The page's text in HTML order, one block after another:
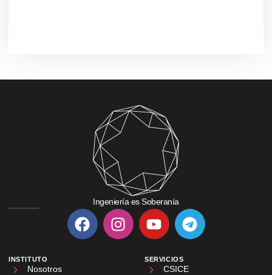
Ingeniería es Soberanía
INSTITUTO
Nosotros
SERVICIOS
CSICE